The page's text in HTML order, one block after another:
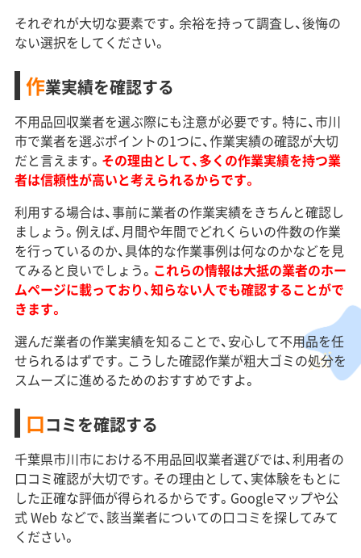
それぞれが大切な要素です。余裕を持って調査し、後悔の
ない選択をしてください。
作業実績を確認する
不用品回収業者を選ぶ際にも注意が必要です。特に、市川
市で業者を選ぶポイントの1つに、作業実績の確認が大切
だと言えます。 その理由として、多くの作業実績を持つ業
者は信頼性が高いと考えられるからです。
利用する場合は、事前に業者の作業実績をきちんと確認し
ましょう。例えば、月間や年間でどれくらいの件数の作業
を行っているのか、具体的な作業事例は何なのかなどを見
てみると良いでしょう。 これらの情報は大抵の業者のホー
ムページに載っており、知らない人でも確認することがで
きます。
選んだ業者の作業実績を知ることで、安心して不用品を任
せられるはずです。こうした確認作業が粗大ゴミの処分を
スムーズに進めるためのおすすめですよ。
口コミを確認する
千葉県市川市における不用品回収業者選びでは、利用者の
口コミ確認が大切です。その理由として、実体験をもとに
した正確な評価が得られるからです。Googleマップや公
式 Web などで、該当業者についての口コミを探してみて
ください。